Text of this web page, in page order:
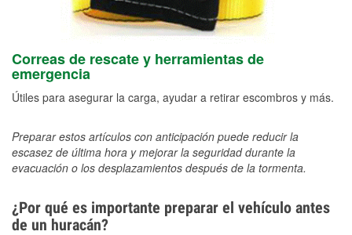
Correas de rescate y herramientas de
emergencia
Útiles para asegurar la carga, ayudar a retirar escombros y más.
Preparar estos artículos con anticipación puede reducir la
escasez de última hora y mejorar la seguridad durante la
evacuación o los desplazamientos después de la tormenta.
¿Por qué es importante preparar el vehículo antes
de un huracán?